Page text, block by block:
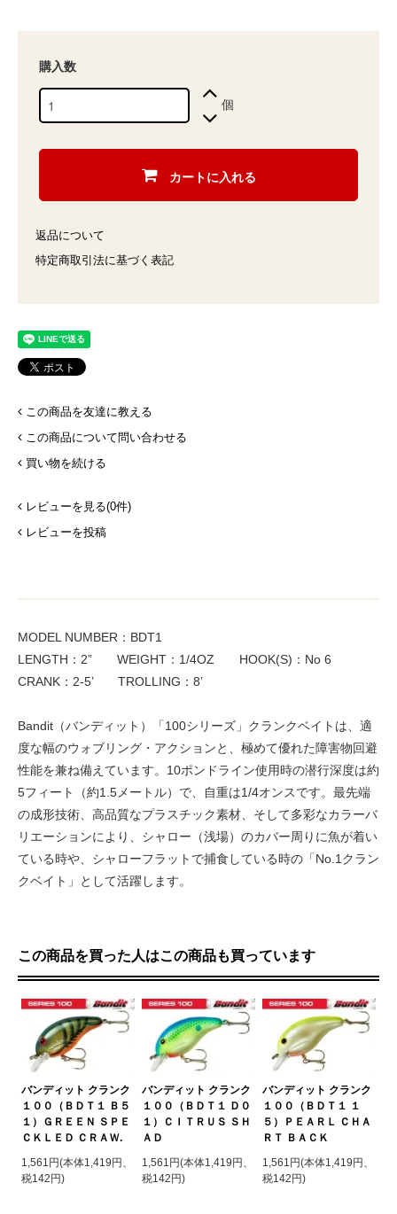
購入数
個
カートに入れる
返品について
特定商取引法に基づく表記
この商品を友達に教える
この商品について問い合わせる
買い物を続ける
レビューを見る(0件)
レビューを投稿
MODEL NUMBER：BDT1
LENGTH：2” WEIGHT：1/4OZ HOOK(S)：No 6
CRANK：2-5’ TROLLING：8’
Bandit（バンディット）「100シリーズ」クランクベイトは、適
度な幅のウォブリング・アクションと、極めて優れた障害物回避
性能を兼ね備えています。10ポンドライン使用時の潜行深度は約
5フィート（約1.5メートル）で、自重は1/4オンスです。最先端
の成形技術、高品質なプラスチック素材、そして多彩なカラーバ
リエーションにより、シャロー（浅場）のカバー周りに魚が着い
ている時や、シャローフラットで捕食している時の「No.1クラン
クベイト」として活躍します。
この商品を買った人はこの商品も買っています
バンディット クランク
１００（ＢＤＴ１ Ｂ５
１）ＧＲＥＥＮ ＳＰＥ
ＣＫＬＥＤ ＣＲＡＷ.
1,561円(本体1,419円、
税142円)
バンディット クランク
１００（ＢＤＴ１ Ｄ０
１）ＣＩＴＲＵＳ ＳＨ
ＡＤ
1,561円(本体1,419円、
税142円)
バンディット クランク
１００（ＢＤＴ１ １
５）ＰＥＡＲＬ ＣＨＡ
ＲＴ ＢＡＣＫ
1,561円(本体1,419円、
税142円)